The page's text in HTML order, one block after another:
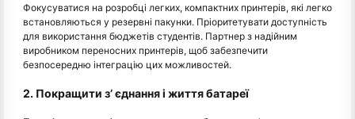
Фокусуватися на розробці легких, компактних принтерів, які легко
встановляються у резервні пакунки. Пріоритетувати доступність
для використання бюджетів студентів. Партнер з надійним
виробником переносних принтерів, щоб забезпечити
безпосередню інтеграцію цих можливостей.
2. Покращити з’ єднання і життя батареї